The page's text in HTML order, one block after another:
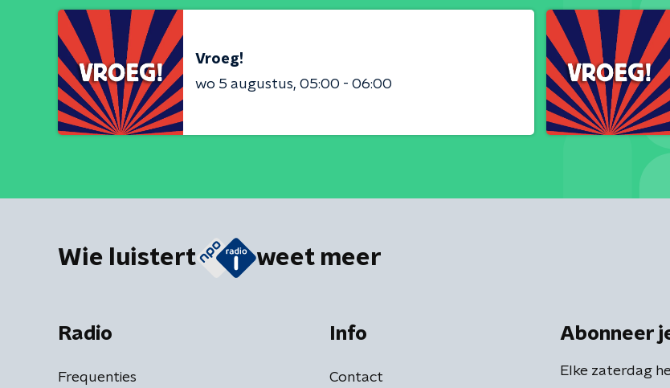
Vroeg!
wo 5 augustus 05:00 - 06:00
Wie luistert weet meer
Radio
Frequenties
Info
Contact
Abonneer
Elke zaterdag